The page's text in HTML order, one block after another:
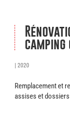
| 2020
Remplacement et
assises et